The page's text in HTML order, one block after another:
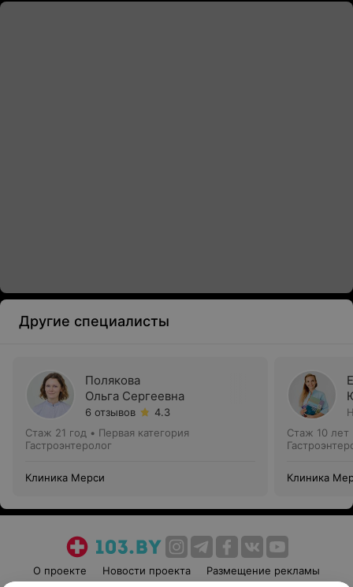
Другие специалисты
Полякова
Ольга Сергеевна
6 отзывов
4.3
Стаж 21 год • Первая категория
Гастроэнтеролог
Клиника Мерси
Стаж 10 лет
Клиника
О проекте Новости проекта
Размещение рекламы